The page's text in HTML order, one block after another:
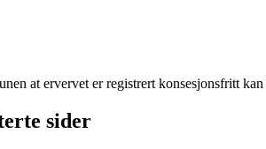
at ervervet er registrert konsesjonsfritt
sider